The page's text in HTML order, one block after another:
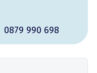
0879 990 698